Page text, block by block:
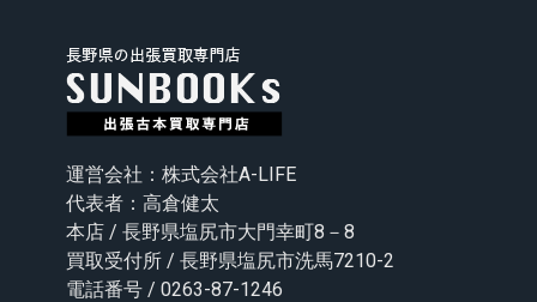
運営会社：株式会社A-LIFE
代表者：高倉健太
本店 / 長野県塩尻市大門幸町8－8
買取受付所 / 長野県塩尻市洗馬7210-2
電話番号 / 0263-87-1246